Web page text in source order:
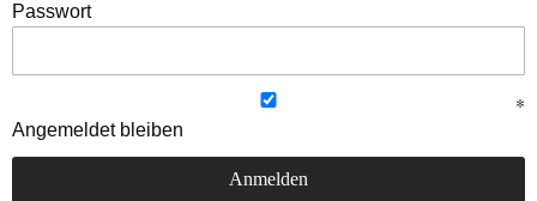
Passwort
Angemeldet bleiben